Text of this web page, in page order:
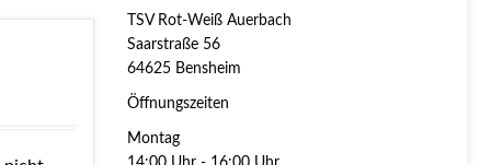
TSV Rot-Weiß Auerbach
Saarstraße 56
64625 Bensheim
Öffnungszeiten
Montag